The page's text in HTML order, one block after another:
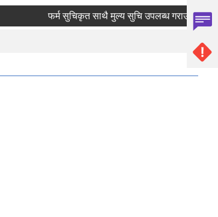
फर्म सुचिकृत साथै मुल्य सुचि उपलब्ध गराउने सम्बन्धमा